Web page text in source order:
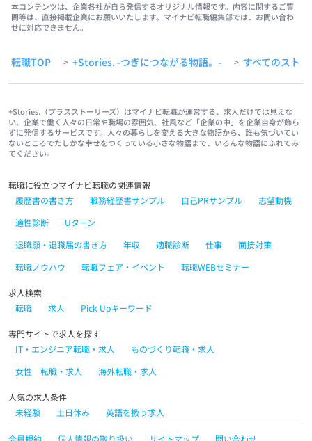
本コンテンツは、企業各社が自ら発信するオリジナル情報です。内容に関するご質
問等は、直接掲載企業にお願いいたします。マイナビ転職編集部では、お問い合わ
せに対応できません。
転職TOP > +Stories. -つぎにつながる物語。- > すべてのスト
+Stories.（プラスストーリーズ）はマイナビ転職が運営する、求人だけでは見えな
い、企業で働く人々の日常や職場の雰囲気、社風など「企業の中」を企業自身が飾ら
ずに発信するサービスです。人々の暮らしを変える大きな物語から、誰も気づいてい
ないところでたしかな幸せをつくっている小さな物語まで、いろんな物語にふれてみ
てください。
転職に役立つマイナビ転職の関連情報
履歴書の書き方
職務経歴書サンプル 自己PRサンプル
志望動機
適性診断
Uターン
退職願・退職届の書き方
年収 適職診断 仕事
面接対策
転職ノウハウ
転職フェア・イベント 転職WEBセミナー
求人検索
転職
求人 Pick Upキーワード
専門サイトで求人を探す
IT・エンジニア転職・求人
ものづくり転職・求人
女性 転職・求人
海外転職・求人
人気の求人条件
未経験
土日休み 英語を扱う求人